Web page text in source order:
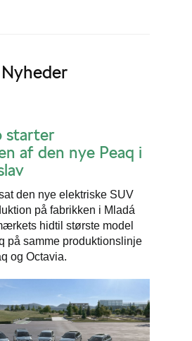
Nyheder
starter
af den nye Peaq i
den nye elektriske SUV
på fabrikken i Mladá
hidtil største model
på samme produktionslinje
og Octavia.